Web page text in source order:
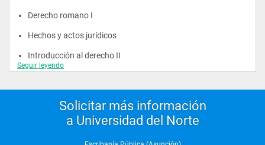
profesión regulada por el Estado.
Derecho romano I
Hechos y actos jurídicos
Introducción al derecho II
Segundo año
Seguir leyendo
Solicitar más información
a Universidad del Norte